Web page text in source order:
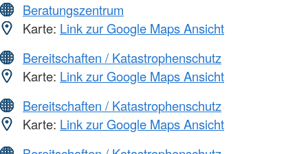
Beratungszentrum
Karte: Link zur Google Maps Ansicht
Bereitschaften / Katastrophenschutz
Karte: Link zur Google Maps Ansicht
Bereitschaften / Katastrophenschutz
Karte: Link zur Google Maps Ansicht